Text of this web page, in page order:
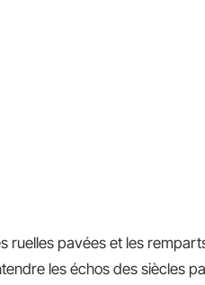
ruelles pavées et les
les échos des siècles